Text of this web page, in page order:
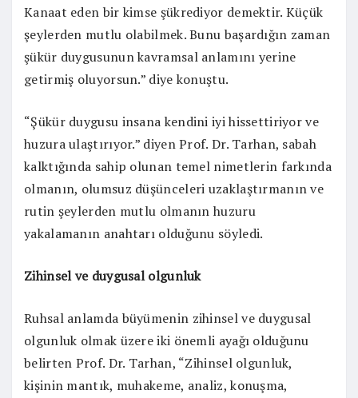
Kanaat eden bir kimse şükrediyor demektir. Küçük
şeylerden mutlu olabilmek. Bunu başardığın zaman
şükür duygusunun kavramsal anlamını yerine
getirmiş oluyorsun.” diye konuştu.
“Şükür duygusu insana kendini iyi hissettiriyor ve
huzura ulaştırıyor.” diyen Prof. Dr. Tarhan, sabah
kalktığında sahip olunan temel nimetlerin farkında
olmanın, olumsuz düşünceleri uzaklaştırmanın ve
rutin şeylerden mutlu olmanın huzuru
yakalamanın anahtarı olduğunu söyledi.
Zihinsel ve duygusal olgunluk
Ruhsal anlamda büyümenin zihinsel ve duygusal
olgunluk olmak üzere iki önemli ayağı olduğunu
belirten Prof. Dr. Tarhan, “Zihinsel olgunluk,
kişinin mantık, muhakeme, analiz, konuşma,